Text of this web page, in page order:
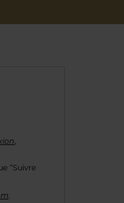
“Suivre